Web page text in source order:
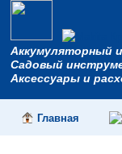
Аккумуляторный
Садовый
Аксессуары и
Главная